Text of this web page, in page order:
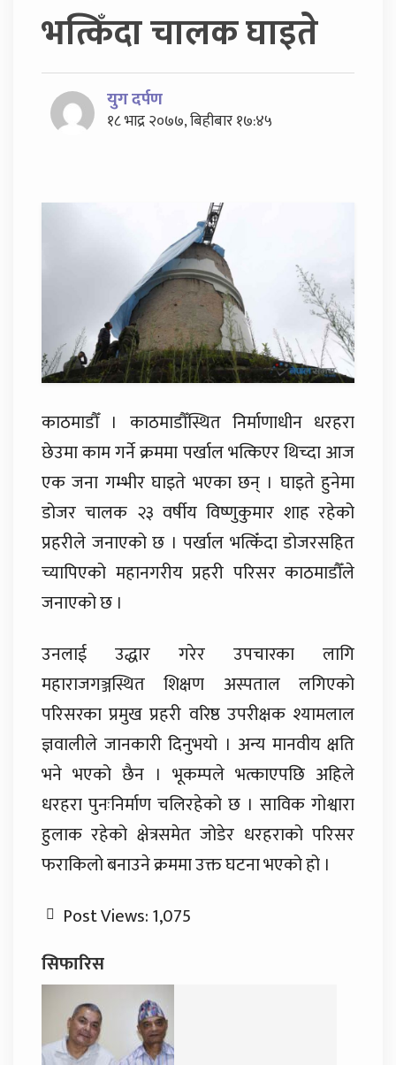
भत्किँदा चालक घाइते
युग दर्पण
१८ भाद्र २०७७, बिहीबार १७:४५
काठमाडौँ । काठमाडौँस्थित निर्माणाधीन धरहरा
छेउमा काम गर्ने क्रममा पर्खाल भत्किएर थिच्दा आज
एक जना गम्भीर घाइते भएका छन् । घाइते हुनेमा
डोजर चालक २३ वर्षीय विष्णुकुमार शाह रहेको
प्रहरीले जनाएको छ । पर्खाल भत्किँदा डोजरसहित
च्यापिएको महानगरीय प्रहरी परिसर काठमाडौँले
जनाएको छ ।
उनलाई उद्धार गरेर उपचारका लागि
महाराजगञ्जस्थित शिक्षण अस्पताल लगिएको
परिसरका प्रमुख प्रहरी वरिष्ठ उपरीक्षक श्यामलाल
ज्ञवालीले जानकारी दिनुभयो । अन्य मानवीय क्षति
भने भएको छैन । भूकम्पले भत्काएपछि अहिले
धरहरा पुनःनिर्माण चलिरहेको छ । साविक गोश्वारा
हुलाक रहेको क्षेत्रसमेत जोडेर धरहराको परिसर
फराकिलो बनाउने क्रममा उक्त घटना भएको हो ।
Post Views:1,075
सिफारिस